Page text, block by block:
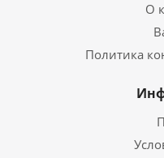
О
Политика